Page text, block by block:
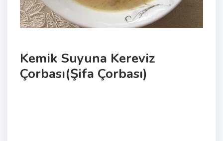
Kemik Suyuna Kereviz
Çorbası(Şifa Çorbası)